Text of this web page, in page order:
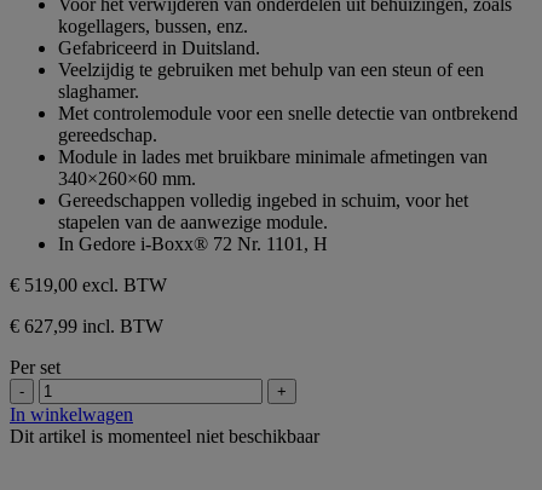
sterren.
Voor het verwijderen van onderdelen uit behuizingen, zoals
kogellagers, bussen, enz.
Gefabriceerd in Duitsland.
Veelzijdig te gebruiken met behulp van een steun of een
slaghamer.
Met controlemodule voor een snelle detectie van ontbrekend
gereedschap.
Module in lades met bruikbare minimale afmetingen van
340×260×60 mm.
Gereedschappen volledig ingebed in schuim, voor het
stapelen van de aanwezige module.
In Gedore i-Boxx® 72 Nr. 1101, H
€ 519,00 excl. BTW
€ 627,99 incl. BTW
Per set
- +
In winkelwagen
Dit artikel is momenteel niet beschikbaar